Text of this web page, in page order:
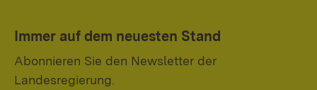
Immer auf dem neuesten Stand
Abonnieren Sie den Newsletter der
Landesregierung.